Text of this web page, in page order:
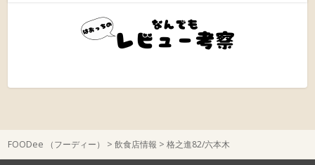
FOODee （フーディー） >飲食店情報 >格之進82/六本木